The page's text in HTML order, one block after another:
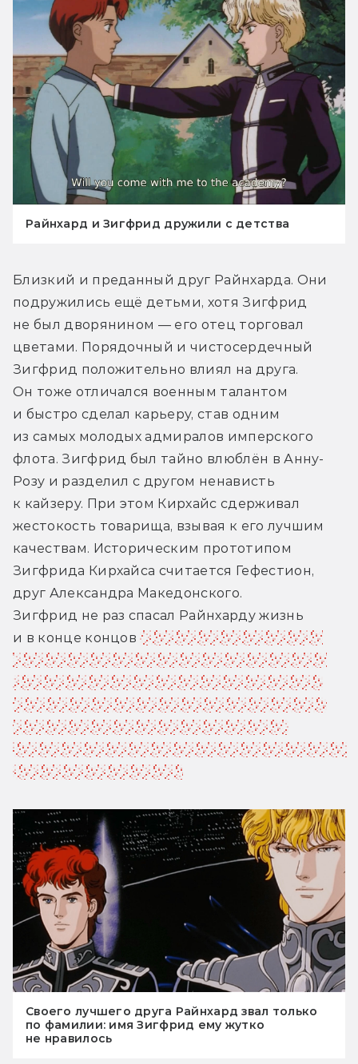
Райнхард и Зигфрид дружили с детства
Близкий и преданный друг Райнхарда. Они
подружились ещё детьми, хотя Зигфрид
не был дворянином — его отец торговал
цветами. Порядочный и чистосердечный
Зигфрид положительно влиял на друга.
Он тоже отличался военным талантом
и быстро сделал карьеру, став одним
из самых молодых адмиралов имперского
флота. Зигфрид был тайно влюблён в Анну-
Розу и разделил с другом ненависть
к кайзеру. При этом Кирхайс сдерживал
жестокость товарища, взывая к его лучшим
качествам. Историческим прототипом
Зигфрида Кирхайса считается Гефестион,
друг Александра Македонского.
Зигфрид не раз спасал Райнхарду жизнь
и в конце концов пожертвовал собой ради
него. Райнхард часто вспоминал Зигфрида,
представляя, как бы тот отнёсся к тем или
иным его поступкам. Тень погибшего друга
стала для него воплощением совести,
поэтому Зигфрид остался одним из ключевых
персонажей «Легенды».
Своего лучшего друга Райнхард звал только
по фамилии: имя Зигфрид ему жутко
не нравилось